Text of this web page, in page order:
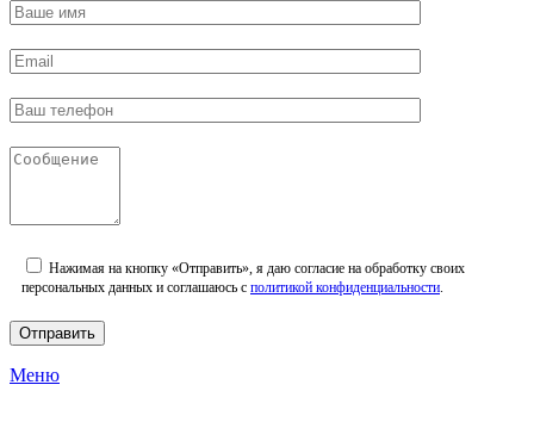
Нажимая на кнопку «Отправить», я даю согласие на обработку своих
персональных данных и соглашаюсь с политикой конфиденциальности
Меню